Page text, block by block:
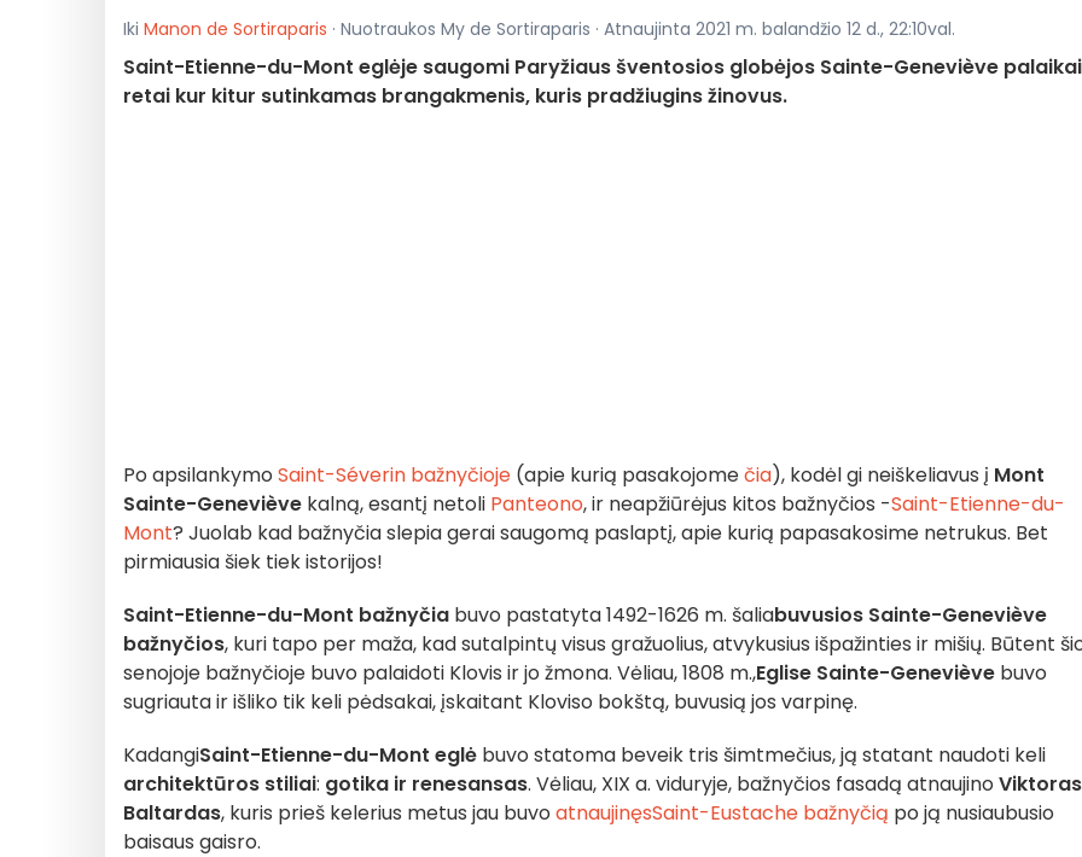
Iki Manon de Sortiraparis · Nuotraukos My de Sortiraparis · Atnaujinta 2021 m. balandžio 12 d., 22:10val.
Saint-Etienne-du-Mont eglėje saugomi Paryžiaus šventosios globėjos Sainte-Geneviève
retai kur kitur sutinkamas brangakmenis, kuris pradžiugins žinovus.
Po apsilankymo Saint-Séverin bažnyčioje (apie kurią pasakojomečia), kodėl gi neiškeliavus į Mont
Sainte-Geneviève kalną, esantį netoli Panteono, ir neapžiūrėjus kitos bažnyčios -Saint-Etienne-du-
Mont? Juolab kad bažnyčia slepia gerai saugomą paslaptį, apie kurią papasakosime netrukus. Bet
pirmiausia šiek tiek istorijos!
Saint-Etienne-du-Mont bažnyčia buvo pastatyta 1492-1626 m. šaliabuvusios Sainte-Geneviève
bažnyčios, kuri tapo per maža, kad sutalpintų visus gražuolius, atvykusius išpažinties ir mišių. Būtent
senojoje bažnyčioje buvo palaidoti Klovis ir jo žmona. Vėliau, 1808 m.,Eglise Sainte-Geneviève buvo
sugriauta ir išliko tik keli pėdsakai, įskaitant Kloviso bokštą, buvusią jos varpinę.
KadangiSaint-Etienne-du-Mont eglė buvo statoma beveik tris šimtmečius, ją statant naudoti keli
architektūros stiliai: gotika ir renesansas. Vėliau, XIX a. viduryje, bažnyčios fasadą atnaujino Viktoras
Baltardas, kuris prieš kelerius metus jau buvo atnaujinęsSaint-Eustache bažnyčią po ją nusiaubusio
baisaus gaisro.